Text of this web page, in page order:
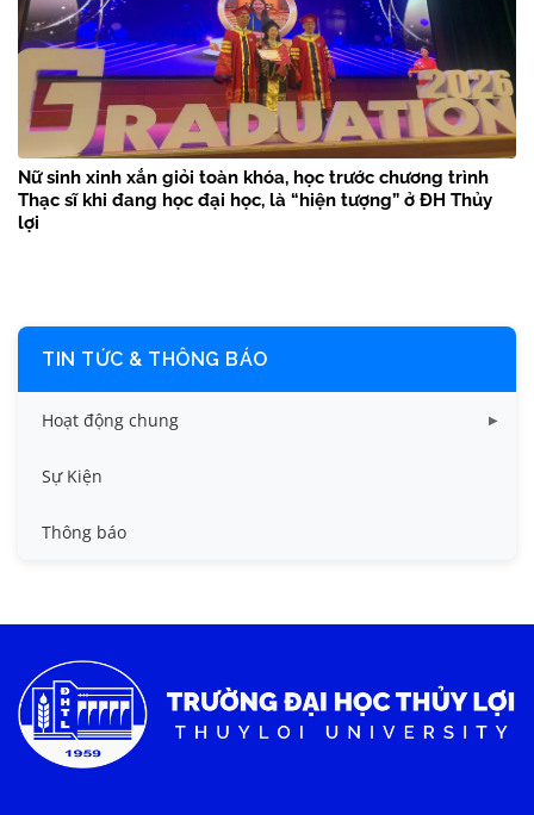
Nữ sinh xinh xắn giỏi toàn khóa, học trước chương trình
Thạc sĩ khi đang học đại học, là “hiện tượng” ở ĐH Thủy
lợi
TIN TỨC & THÔNG BÁO
Hoạt động chung
Tin công tác sinh viên
Tin đào tạo
Tin tức chung
Sự Kiện
Thông báo